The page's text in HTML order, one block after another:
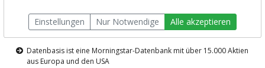
Die Aktienanalyse-Plattform von
TraderFox
Datenbasis ist eine Morningstar-Datenbank mit über 15.000 Aktien
aus Europa und den USA
Einstellungen Nur Notwendige Alle akzeptieren